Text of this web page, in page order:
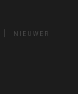
NIEUWER